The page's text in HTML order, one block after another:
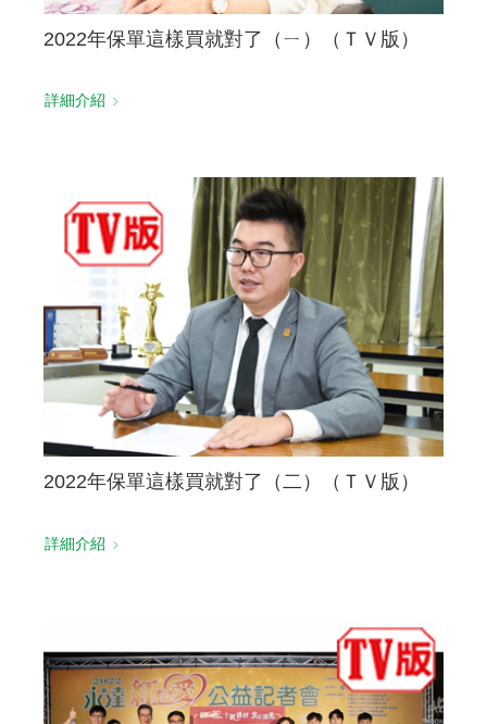
2022年保單這樣買就對了（ㄧ）（ＴＶ版）
詳細介紹
2022年保單這樣買就對了（二）（ＴＶ版）
詳細介紹